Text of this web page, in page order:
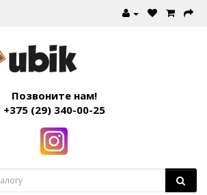
Позвоните нам!
+375 (29) 340-00-25